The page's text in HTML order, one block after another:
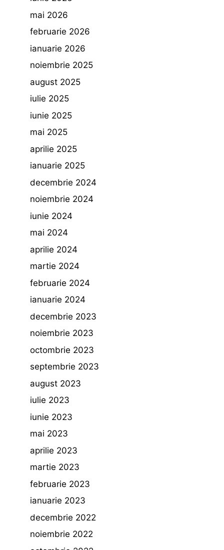
mai 2026
februarie 2026
ianuarie 2026
noiembrie 2025
august 2025
iulie 2025
iunie 2025
mai 2025
aprilie 2025
ianuarie 2025
decembrie 2024
noiembrie 2024
iunie 2024
mai 2024
aprilie 2024
martie 2024
februarie 2024
ianuarie 2024
decembrie 2023
noiembrie 2023
octombrie 2023
septembrie 2023
august 2023
iulie 2023
iunie 2023
mai 2023
aprilie 2023
martie 2023
februarie 2023
ianuarie 2023
decembrie 2022
noiembrie 2022